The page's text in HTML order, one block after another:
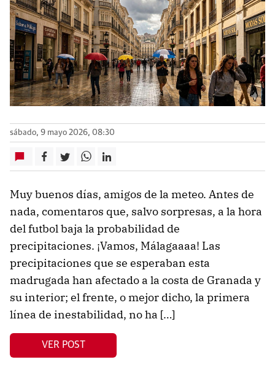
sábado, 9 mayo 2026, 08:30
Muy buenos días, amigos de la meteo. Antes de
nada, comentaros que, salvo sorpresas, a la hora
del futbol baja la probabilidad de
precipitaciones. ¡Vamos, Málagaaaa! Las
precipitaciones que se esperaban esta
madrugada han afectado a la costa de Granada y
su interior; el frente, o mejor dicho, la primera
línea de inestabilidad, no ha […]
VER POST